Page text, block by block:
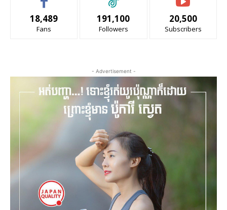
18,489
Fans
191,100
Followers
20,500
Subscribers
- Advertisement -